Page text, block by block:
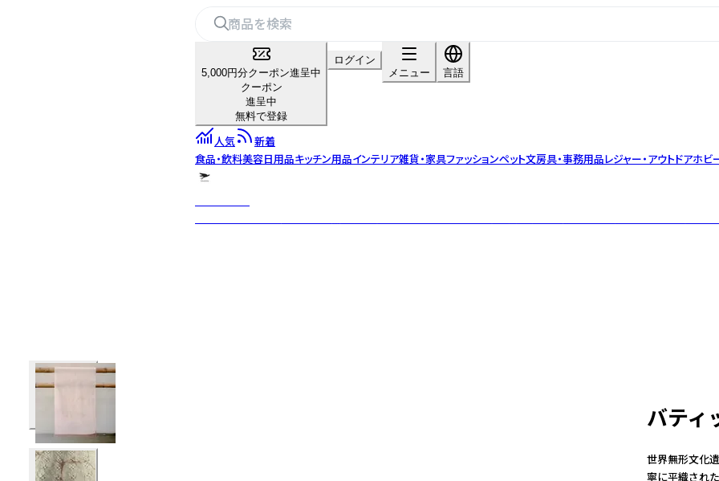
5,000円分クーポン進呈中
クーポン
進呈中
無料で登録
ログイン
メニュー
言語
人気
新着
食品・飲料美容日用品キッチン用品インテリア雑貨・家具ファッションペット文房具・事務用品レジャー・アウトドアホビ
バティ
世界無形文化
寧に平織され